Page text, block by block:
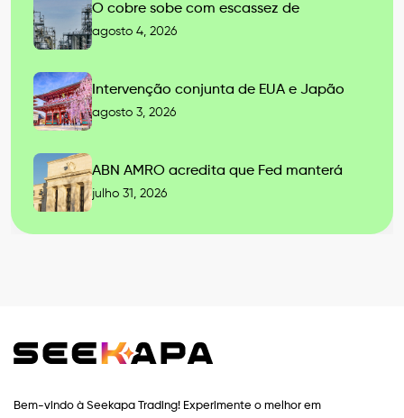
O cobre sobe com escassez de
agosto 4, 2026
Intervenção conjunta de EUA e Japão
agosto 3, 2026
ABN AMRO acredita que Fed manterá
julho 31, 2026
Bem-vindo à Seekapa Trading! Experimente o melhor em